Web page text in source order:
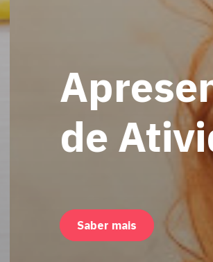
de
Saber mais